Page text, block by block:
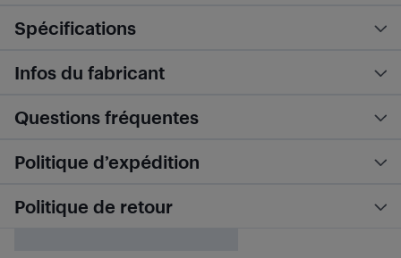
Spécifications
Infos du fabricant
Questions fréquentes
Politique d’expédition
Politique de retour